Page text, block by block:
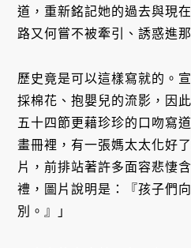
道，重新銘記她的過去與現
路又何嘗不被牽引、誘惑進
歷史竟是可以這樣寫就的。
採棉花、抱嬰兒的流影，因
五十四節更藉珍珍的口吻寫
畫冊裡，有一張媽太太化好
片，前排站著許多面容悲悽
禮，圖片說明是：『孩子們
別。』」